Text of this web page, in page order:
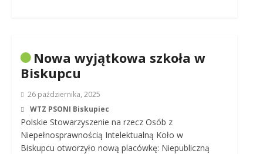
Nowa wyjątkowa szkoła w
Biskupcu
26 października, 2025
WTZ PSONI Biskupiec
Polskie Stowarzyszenie na rzecz Osób z
Niepełnosprawnością Intelektualną Koło w
Biskupcu otworzyło nową placówkę: Niepubliczną